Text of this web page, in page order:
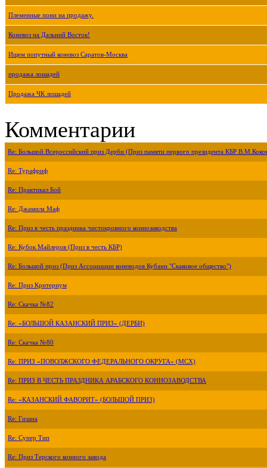
Племенные пони на продажу.
Коневоз на Дальний Восток!
Ищем попутный коневоз Саратов-Москва
продажа лошадей
Продажа ЧК лошадей
Комментарии
Re: Большой Всероссийский приз Дерби (Приз памяти первого президента КБР
Re: Турафриф
Re: Практикал Бой
Re: Джамила Маф
Re: Приз в честь праздника чистокровного коннозаводства
Re: Кубок Майлеров (Приз в честь КБР)
Re: Большой приз (Приз Ассоциации коневодов Кубани "Скаковое общество")
Re: Приз Критериум
Re: Скачка №82
Re: «БОЛЬШОЙ КАЗАНСКИЙ ПРИЗ» (ДЕРБИ)
Re: Скачка №80
Re: ПРИЗ «ПОВОЛЖСКОГО ФЕДЕРАЛЬНОГО ОКРУГА» (МСХ)
Re: ПРИЗ В ЧЕСТЬ ПРАЗДНИКА АРАБСКОГО КОННОЗАВОДСТВА
Re: «КАЗАНСКИЙ ФАВОРИТ» (БОЛЬШОЙ ПРИЗ)
Re: Гизана
Re: Супер Тип
Re: Приз Терского конного завода